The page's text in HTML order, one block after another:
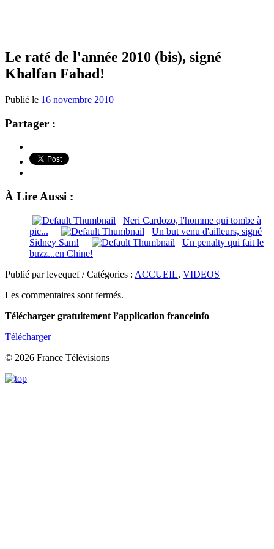
Le raté de l'année 2010 (bis), signé
Khalfan Fahad!
Publié le 16 novembre 2010
Partager :
À Lire Aussi :
Neri Cardozo, l'homme qui tombe à
pic...
Un but venu d'ailleurs, signé
Sidney Sam!
Un penalty qui fait le
buzz...en Chine!
Publié par levequef / Catégories : ACCUEIL, VIDEOS
Les commentaires sont fermés.
Télécharger gratuitement l’application franceinfo
Télécharger
© 2026 France Télévisions